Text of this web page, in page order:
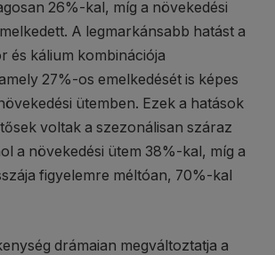
26%-kal, míg a növekedési
A legmarkánsabb hatást a
és kálium kombinációja
27%-os emelkedését is képes
ütemben. Ezek a hatások
voltak a szezonálisan száraz
a növekedési ütem 38%-kal, míg a
figyelemre méltóan, 70%-kal
drámaian megváltoztatja a